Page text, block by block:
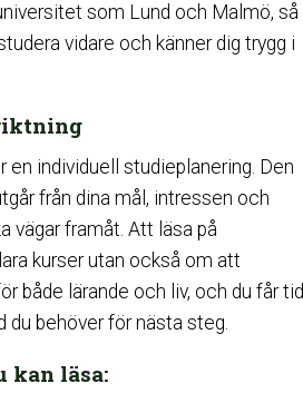
som Lund och Malmö, så
vidare och känner dig trygg i
individuell studieplanering. Den
från dina mål, intressen och
vägar framåt. Att läsa på
kurser utan också om att
både lärande och liv, och du får tid
du behöver för nästa steg.
kan läsa: